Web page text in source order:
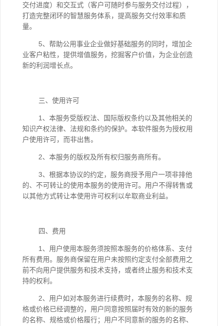
交付进度）和交互式（客户可随时参与服务交付过程），
打造完整闭环的智慧服务体系，提高服务交付效率和质
量。
5、帮助公用事业企业做好基础服务的同时，增加企
业客户粘性，提供增值服务，挖掘客户价值，为企业创造
新的利润增长点。
三、使用许可
1、本服务受版权法、国际版权条约以及其他相关的
知识产权法律、法规和条约的保护。本软件服务为授权用
户使用许可，而非出售。
2、本服务的版权及所有权归服务商所有。
3、根据本协议的约定，服务商授予用户一项非排他
的、不可转让的使用本服务的使用许可。用户不得转售或
以其他方式转让本使用许可权利以牟取商业利益。
四、费用
1、用户使用本服务须按照本服务的价格体系、支付
所有费用。服务商保留在用户未按照约定支付全部费用之
前不向用户提供服务和技术支持，或者终止服务和技术支
持的权利。
2、用户如对本服务进行续费时，本服务的名称、规
格或价格已经调整的，用户同意按照届时有效的新的服务
的名称、规格或价格履行；用户不同意新的服务的名称、